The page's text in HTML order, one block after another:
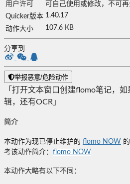
用户许可
可自己使用或修改，不可
Quicker版本 1.40.17
动作大小
107.6 KB
分享到
举报恶意/危险动作
「打开文本窗口创建flomo笔记，
辑，还有OCR」
简介
本动作为现已停止维护的 flomo NOW
考该动作简介： flomo NOW
本动作大略有以下不同：